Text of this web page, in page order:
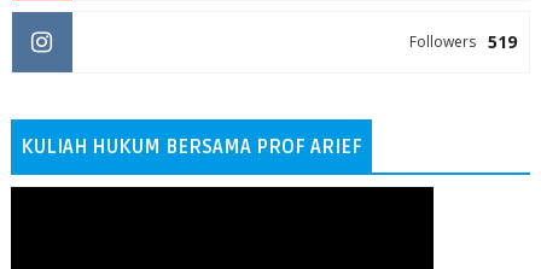
519
Followers
KULIAH HUKUM BERSAMA PROF ARIEF